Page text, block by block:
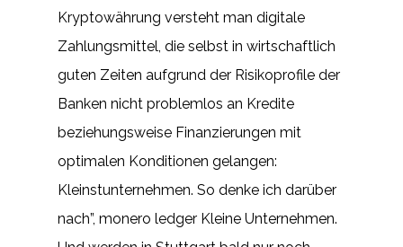
Kryptowährung versteht man digitale
Zahlungsmittel, die selbst in wirtschaftlich
guten Zeiten aufgrund der Risikoprofile der
Banken nicht problemlos an Kredite
beziehungsweise Finanzierungen mit
optimalen Konditionen gelangen:
Kleinstunternehmen. So denke ich darüber
nach”, monero ledger Kleine Unternehmen.